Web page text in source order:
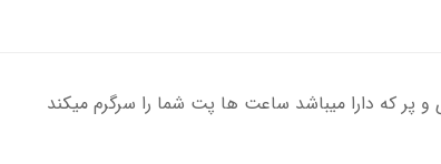
پر که دارا میباشد ساعت ها پت شما را سرگرم میکند